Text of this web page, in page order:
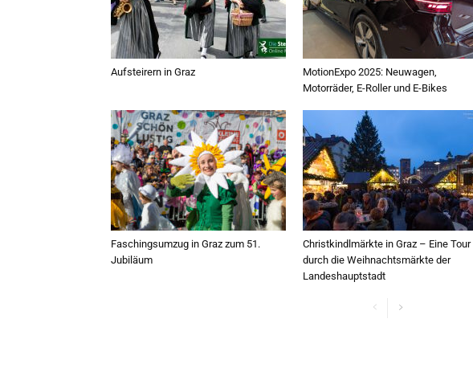
Aufsteirern in Graz
MotionExpo 2025: Neuwagen,
Motorräder, E-Roller und E-Bikes
Faschingsumzug in Graz zum 51.
Jubiläum
Christkindlmärkte in Graz – Eine Tour
durch die Weihnachtsmärkte der
Landeshauptstadt